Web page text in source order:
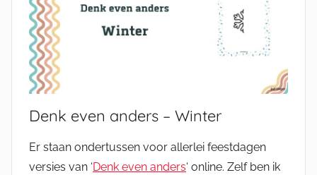
Denk even anders – Winter
Er staan ondertussen voor allerlei feestdagen
versies van ‘Denk even anders‘ online. Zelf ben ik